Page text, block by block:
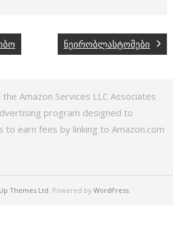
ნეირობლასტომები
Amazon Services LLC Associates
program designed to
to earn fees by linking to Amazon.com
Themes Ltd. Powered by WordPress.